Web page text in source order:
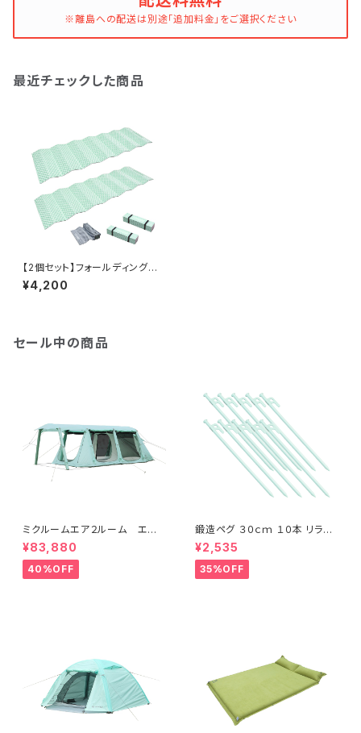
※離島への配送は別途「追加料金」をご選択ください
最近チェックした商品
【2個セット】フォールディングマッ
ト 185ｘ56cm 厚み2cm I
XPE素材 軽量 アウトドアマ
¥4,200
セール中の商品
ミクルームエア２ルーム エアフ
レームテント ４～６人用 簡
単設営 ファミリーにおすす
め 防水 耐水圧3,000mm
¥83,880
40%OFF
鍛造ペグ ３０ｃｍ １０本 リラッ
クスグリーン
¥2,535
35%OFF